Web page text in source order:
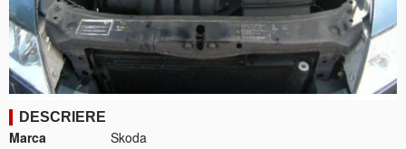
DESCRIERE
Marca
Skoda